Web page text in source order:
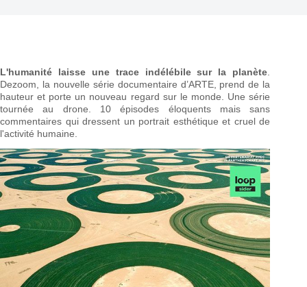
L'humanité laisse une trace indélébile sur la planète
Dezoom, la nouvelle série documentaire d’ARTE, prend de la
hauteur et porte un nouveau regard sur le monde. Une série
tournée au drone. 10 épisodes éloquents mais sans
commentaires qui dressent un portrait esthétique et cruel de
l'activité humaine.